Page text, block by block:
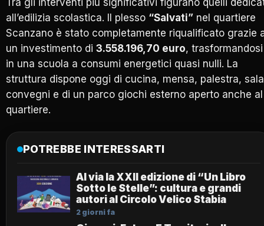
Tra gli interventi più significativi figurano quelli
all’edilizia scolastica. Il plesso “Salvati” nel quartiere
Scanzano è stato completamente riqualificato grazie
un investimento di 3.558.196,70 euro, trasformandosi
in una scuola a consumi energetici quasi nulli. La
struttura dispone oggi di cucina, mensa, palestra, sala
convegni e di un parco giochi esterno aperto anche al
quartiere.
POTREBBE INTERESSARTI
Al via la XXII edizione di “Un Libro
Sotto le Stelle”: cultura e grandi
autori al Circolo Velico Stabia
2 giorni fa